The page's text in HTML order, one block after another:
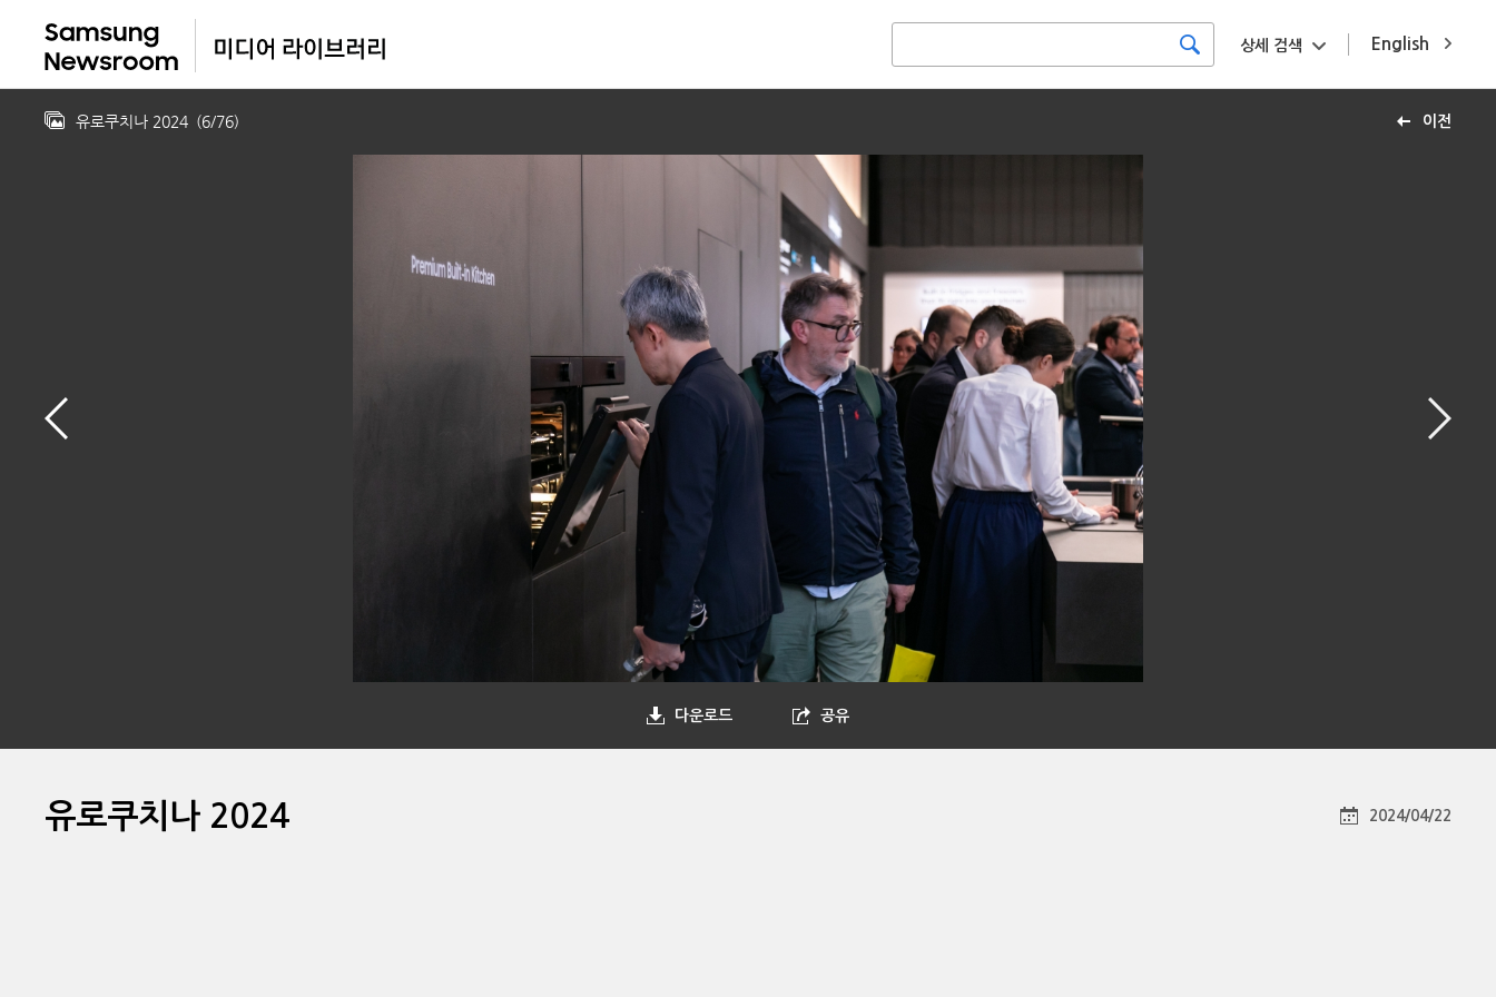
English
상세 검색
이전
유로쿠치나 2024 (6/76)
다운로드 공유
유로쿠치나 2024 2024/04/22